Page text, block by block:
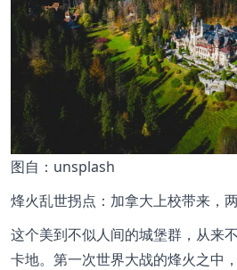
图自：unsplash
烽火乱世拐点：加拿大上校带来，
这个美到不似人间的城堡群，从来
卡地。第一次世界大战的烽火之中